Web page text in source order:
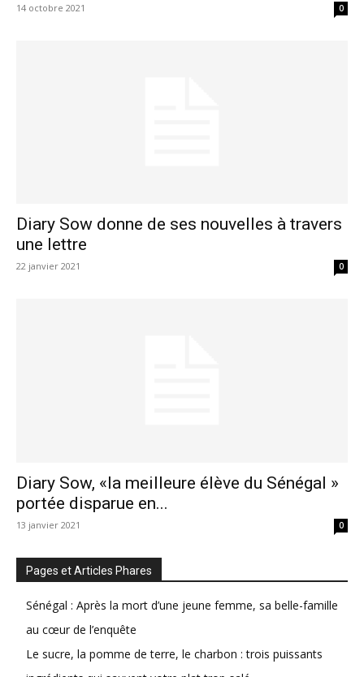
14 octobre 2021 0
Diary Sow donne de ses nouvelles à travers
une lettre
22 janvier 2021 0
Diary Sow, «la meilleure élève du Sénégal »
portée disparue en...
13 janvier 2021 0
Pages et Articles Phares
Sénégal : Après la mort d’une jeune femme, sa belle-famille
au cœur de l’enquête
Le sucre, la pomme de terre, le charbon : trois puissants